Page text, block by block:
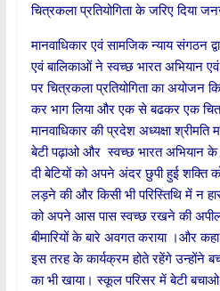
चित्रकला प्रतियोगिता के जरिए दिया
मानवाधिकार एवं सामजिक न्याय संगठन
एवं बालिकाओं ने स्वच्छ भारत अभियान
पर चित्रकला प्रतियोगिता का अयोजन
कर भाग लिया और एक से बढकर एक
मानवाधिकार की प्रदेश अध्यक्षा
बेटी पढ़ाओ और स्वच्छ भारत अभियान के
दी बेटियों को अपने अंदर छुपी हुई शक्ति
लड़ने की और किसी भी परिस्तिथि में न
को अपने आस पास स्वच्छ रखने की अपील
बीमारियों के बारे अवगत कराया ।और
इस तरह के कार्यक्रम होते रहेंगे उन्होंने
का भी खाया। स्कूल परिसर में बेटी